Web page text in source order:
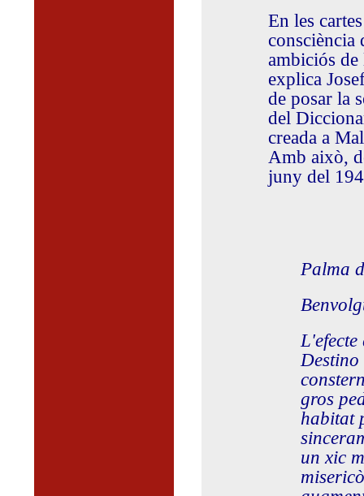
En les
consciència
ambiciós de
explica
de posar la
del
creada a
Amb això,
juny del
Palma
gros
habitat
un xic